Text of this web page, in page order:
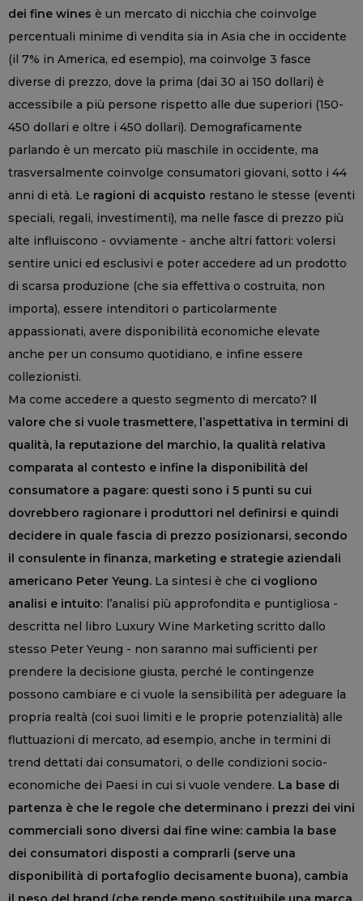
dei fine wines è un mercato di nicchia che coinvolge
percentuali minime di vendita sia in Asia che in occidente
(il 7% in America, ed esempio), ma coinvolge 3 fasce
diverse di prezzo, dove la prima (dai 30 ai 150 dollari) è
accessibile a più persone rispetto alle due superiori (150-
450 dollari e oltre i 450 dollari). Demograficamente
parlando è un mercato più maschile in occidente, ma
trasversalmente coinvolge consumatori giovani, sotto i 44
anni di età. Le ragioni di acquisto restano le stesse (eventi
speciali, regali, investimenti), ma nelle fasce di prezzo più
alte influiscono - ovviamente - anche altri fattori: volersi
sentire unici ed esclusivi e poter accedere ad un prodotto
di scarsa produzione (che sia effettiva o costruita, non
importa), essere intenditori o particolarmente
appassionati, avere disponibilità economiche elevate
anche per un consumo quotidiano, e infine essere
collezionisti.
Ma come accedere a questo segmento di mercato? Il
valore che si vuole trasmettere, l’aspettativa in termini di
qualità, la reputazione del marchio, la qualità relativa
comparata al contesto e infine la disponibilità del
consumatore a pagare: questi sono i 5 punti su cui
dovrebbero ragionare i produttori nel definirsi e quindi
decidere in quale fascia di prezzo posizionarsi, secondo
il consulente in finanza, marketing e strategie aziendali
americano Peter Yeung. La sintesi è che ci vogliono
analisi e intuito: l’analisi più approfondita e puntigliosa -
descritta nel libro Luxury Wine Marketing scritto dallo
stesso Peter Yeung - non saranno mai sufficienti per
prendere la decisione giusta, perché le contingenze
possono cambiare e ci vuole la sensibilità per adeguare la
propria realtà (coi suoi limiti e le proprie potenzialità) alle
fluttuazioni di mercato, ad esempio, anche in termini di
trend dettati dai consumatori, o delle condizioni socio-
economiche dei Paesi in cui si vuole vendere. La base di
partenza è che le regole che determinano i prezzi dei vini
commerciali sono diversi dai fine wine: cambia la base
dei consumatori disposti a comprarli (serve una
disponibilità di portafoglio decisamente buona), cambia